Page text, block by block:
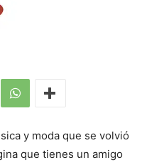
y moda que se volvió
que tienes un amigo